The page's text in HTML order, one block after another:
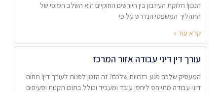
הנכון! חלוקת העיזבון בין היורשים החוקיים הוא השלב הסופי של
התהליך המשפטי הנדרש על פי
קרא עוד »
עורך דין דיני עבודה אזור המרכז
המעסיק שלכם פגע בזכויות שלכם? זה הזמן לפנות לעורך דין! תחום
דיני עבודה מתייחס ליחסי עובד ומעביד וכולל בתוכו תקנות וסעיפים